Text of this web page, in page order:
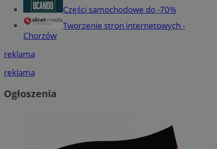
Części samochodowe do -70%
Tworzenie stron internetowych -
Chorzów
reklama
reklama
Ogłoszenia